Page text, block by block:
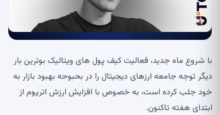
با شروع ماه جدید، فعالیت کیف پول های ویتالیک بوترین بار
دیگر توجه جامعه ارزهای دیجیتال را در بحبوحه بهبود بازار به
خود جلب کرده است، به خصوص با افزایش ارزش اتریوم از
ابتدای هفته تاکنون.